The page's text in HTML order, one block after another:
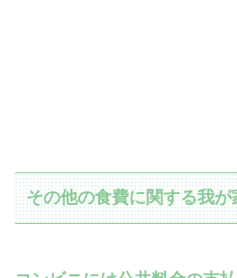
その他の食費に関する我